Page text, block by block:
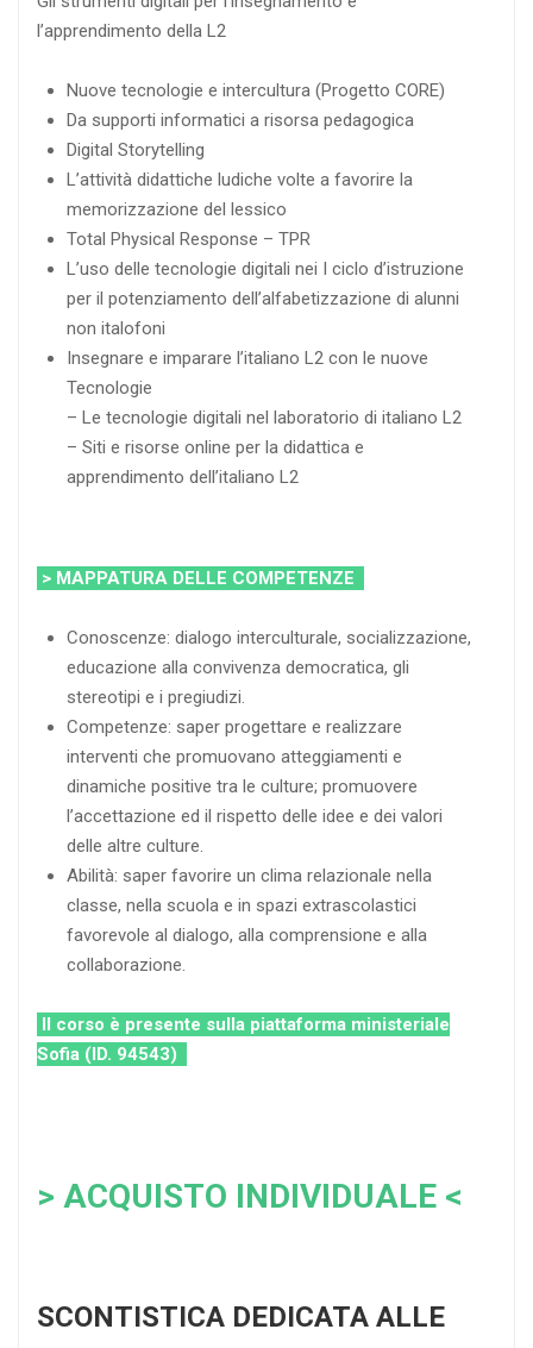
l’apprendimento della L2
Nuove tecnologie e intercultura (Progetto CORE)
Da supporti informatici a risorsa pedagogica
Digital Storytelling
L’attività didattiche ludiche volte a favorire la
memorizzazione del lessico
Total Physical Response – TPR
L’uso delle tecnologie digitali nei I ciclo d’istruzione
per il potenziamento dell’alfabetizzazione di alunni
non italofoni
Insegnare e imparare l’italiano L2 con le nuove
Tecnologie
– Le tecnologie digitali nel laboratorio di italiano L2
– Siti e risorse online per la didattica e
apprendimento dell’italiano L2
> MAPPATURA DELLE COMPETENZE
Conoscenze: dialogo interculturale, socializzazione,
educazione alla convivenza democratica, gli
stereotipi e i pregiudizi.
Competenze: saper progettare e realizzare
interventi che promuovano atteggiamenti e
dinamiche positive tra le culture; promuovere
l’accettazione ed il rispetto delle idee e dei valori
delle altre culture.
Abilità: saper favorire un clima relazionale nella
classe, nella scuola e in spazi extrascolastici
favorevole al dialogo, alla comprensione e alla
collaborazione.
Il corso è presente sulla piattaforma ministeriale
Sofia (ID. 94543)
> ACQUISTO INDIVIDUALE <
SCONTISTICA DEDICATA ALLE